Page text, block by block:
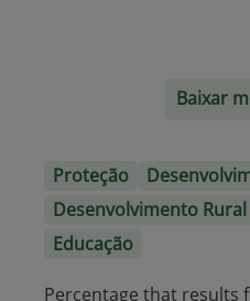
Baixar
Proteção
Desenvolvimento
Educação
Percentage that results